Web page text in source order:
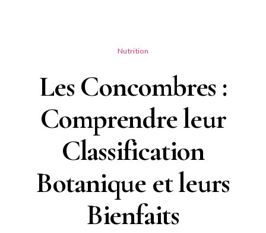
Nutrition
Les Concombres :
Comprendre leur
Classification
Botanique et leurs
Bienfaits